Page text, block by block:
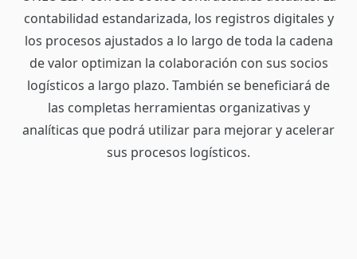
contabilidad estandarizada, los registros digitales y
los procesos ajustados a lo largo de toda la cadena
de valor optimizan la colaboración con sus socios
logísticos a largo plazo. También se beneficiará de
las completas herramientas organizativas y
analíticas que podrá utilizar para mejorar y acelerar
sus procesos logísticos.